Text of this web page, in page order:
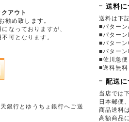
アウト
勧め致します。
なっておりますが、
可となります。
銀行とゆうちょ銀行へご送
送料に
送料は下
■パター
■パター
■パター
■パター
■佐川急便
■送料無料
配送に
当店では
日本郵便
商品送料
高額商品